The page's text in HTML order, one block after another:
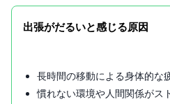
出張がだるいと感じる原因
長時間の移動による身体的な
慣れない環境や人間関係がス